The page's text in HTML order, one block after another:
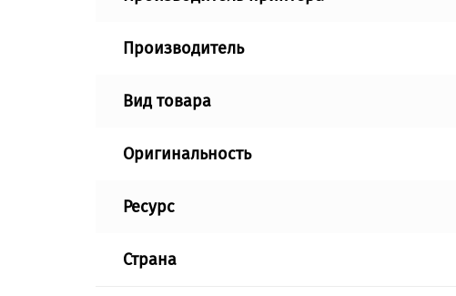
Производитель
Вид товара
Оригинальность
Ресурс
Страна